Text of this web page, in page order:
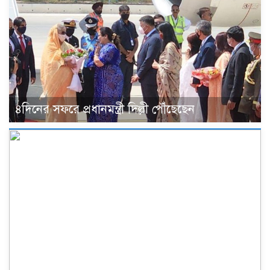
৪দিনের সফরে প্রধানমন্ত্রী দিল্লী পৌঁছেছেন